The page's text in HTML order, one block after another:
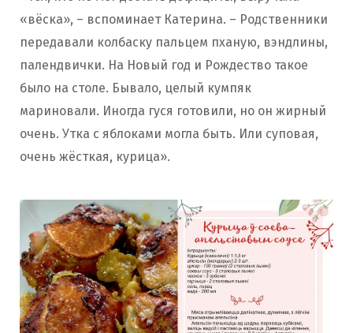
«вёска», – вспоминает Катерина. – Родственники
передавали колбаску пальцем пханую, вэндлины,
палендвички. На Новый год и Рождество такое
было на столе. Бывало, целый кумпяк
мариновали. Иногда гуся готовили, но он жирный
очень. Утка с яблоками могла быть. Или суповая,
очень жёсткая, курица».